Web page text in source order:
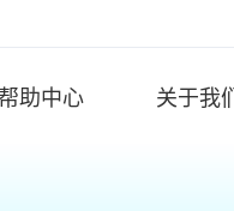
帮助中心 关于我们